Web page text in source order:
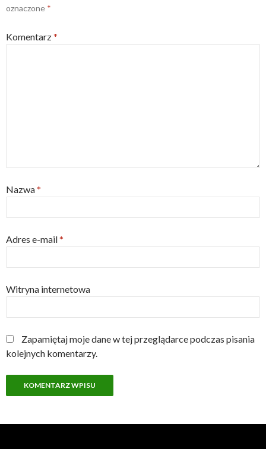
oznaczone *
Komentarz*
Nazwa*
Adres e-mail*
Witryna internetowa
Zapamiętaj moje dane w tej przeglądarce podczas pisania
kolejnych komentarzy.